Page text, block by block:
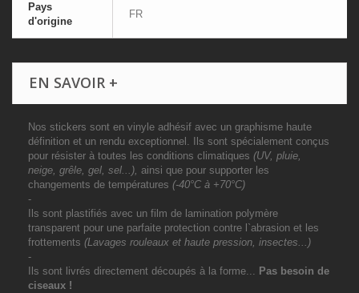
Pays
d'origine
FR
EN SAVOIR +
Nos stickers sont en vinyle adhésif avec un graphisme haute
définition et un rendu exceptionnel. Ils sont spécialement conçus
pour résister à toutes les conditions climatiques (UV, pluie,
neige, grêle, gel, sel...), ainsi que pour supporter les
changements de températures (-40°C à +70°C)
-
Ils sont plastifiés avec un film de lamination polymère
transparent pour une parfaite protection contre l`abrasion et les
frottements (Lavages rouleaux et haute pression, insectes...)
-
Ils sont livrés directement découpés à la forme... Pas besoin de
ciseaux !